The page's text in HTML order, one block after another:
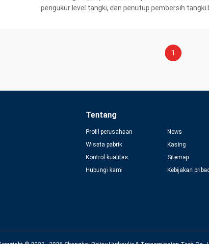
pengukur level tangki, dan penutup pembersih
1
Tentang
Profil perusahaan
Wisata pabrik
Kontrol kualitas
Hubungi kami
News
Kasing
Sitemap
Kebijakan